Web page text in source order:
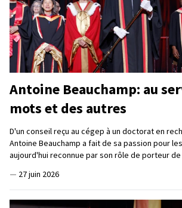
Antoine Beauchamp: au
mots et des autres
D'un conseil reçu au cégep à un doctorat en
Antoine Beauchamp a fait de sa passion pour
aujourd'hui reconnue par son rôle de porteur de
— 27 juin 2026